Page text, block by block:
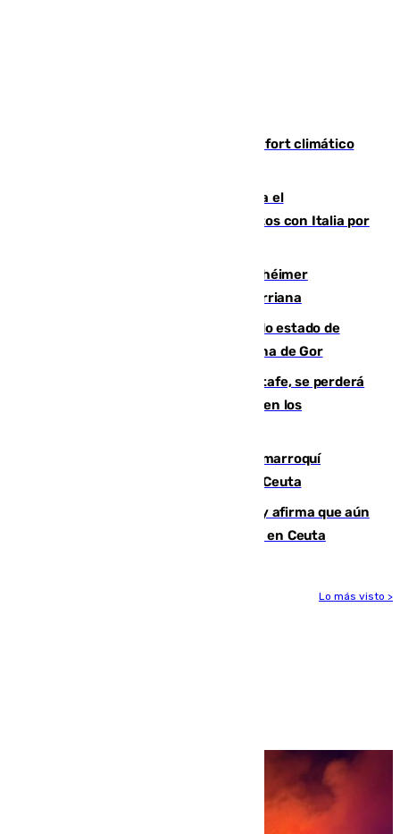
Málaga contabiliza 148 zonas de confort climático
Marlaska notifica a la Unión Europea el
restablecimiento de controles fronterizos con Italia por
Hallan sin vida al granadino con Alzhéimer
desaparecido hace una semana en Churriana
Encuentran un cadáver en avanzado estado de
descomposición en la localidad granadina de Gor
Christantus Uche, delantero del Getafe, se perderá
toda la temporada por varias fracturas en los
Expulsado de España un ciudadano marroquí
condenado por allanar una vivienda en Ceuta
Vivas niega la versión del Gobierno y afirma que aún
quedan entre 8.000 y 11.000 migrantes en Ceuta
Lo más visto >